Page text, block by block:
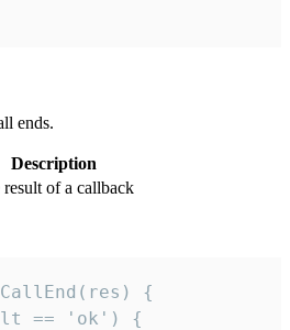
ends.
Description
result of a callback
{
== 'ok') {